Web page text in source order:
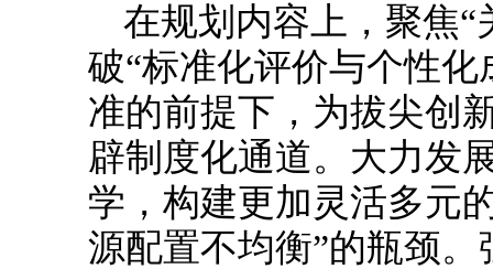
在规划内容上，聚焦“
破“标准化评价与个性
准的前提下，为拔尖创
辟制度化通道。大力发
学，构建更加灵活多元
源配置不均衡”的瓶颈